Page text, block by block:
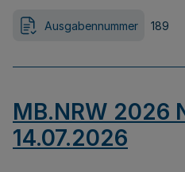
Ausgabennummer 189
MB.NRW 2026
14.07.2026